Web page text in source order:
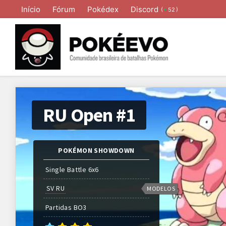
Início Fórum Pokédex Discord ( 52 )
RU Open #1
POKÉMON SHOWDOWN
Single Battle 6x6
SV RU
Partidas BO3
MODELOS